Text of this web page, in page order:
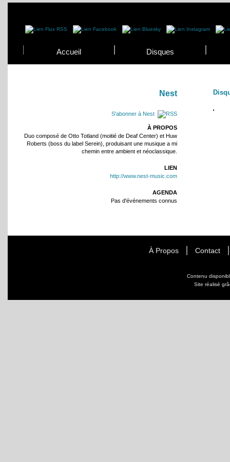
Accueil Disques
Nest
S'abonner à Nest
À PROPOS
Duo composé de Otto Totland (moitié de Deaf Center) et Huw
Roberts (boss du label Serein), produisant une musique a mi
chemin entre ambient et néoclassique.
LIEN
http://www.nest-music.com
AGENDA
Pas d'événements connus
À Propos Contact
Contenu
Site réalisé